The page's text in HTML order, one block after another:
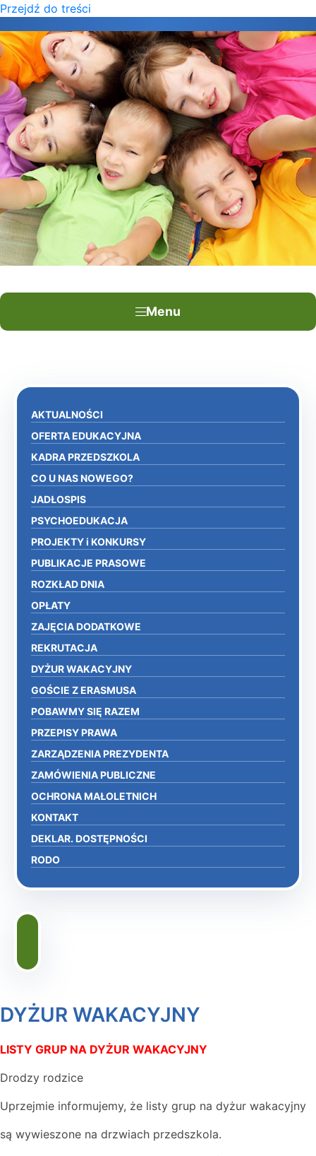
Przejdź do treści
Menu
×
AKTUALNOŚCI
OFERTA EDUKACYJNA
KADRA PRZEDSZKOLA
CO U NAS NOWEGO?
JADŁOSPIS
PSYCHOEDUKACJA
PROJEKTY i KONKURSY
PUBLIKACJE PRASOWE
ROZKŁAD DNIA
OPŁATY
ZAJĘCIA DODATKOWE
REKRUTACJA
DYŻUR WAKACYJNY
GOŚCIE Z ERASMUSA
POBAWMY SIĘ RAZEM
PRZEPISY PRAWA
ZARZĄDZENIA PREZYDENTA
ZAMÓWIENIA PUBLICZNE
OCHRONA MAŁOLETNICH
KONTAKT
DEKLAR. DOSTĘPNOŚCI
RODO
DYŻUR WAKACYJNY
LISTY GRUP NA DYŻUR WAKACYJNY
Drodzy rodzice
Uprzejmie informujemy, że listy grup na dyżur wakacyjny
są wywieszone na drzwiach przedszkola.